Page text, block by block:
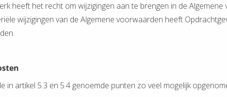
heeft het recht om wijzigingen aan te brengen in de
wijzigingen van de Algemene voorwaarden heeft
in artikel 5.3 en 5.4 genoemde punten zo veel mogelijk